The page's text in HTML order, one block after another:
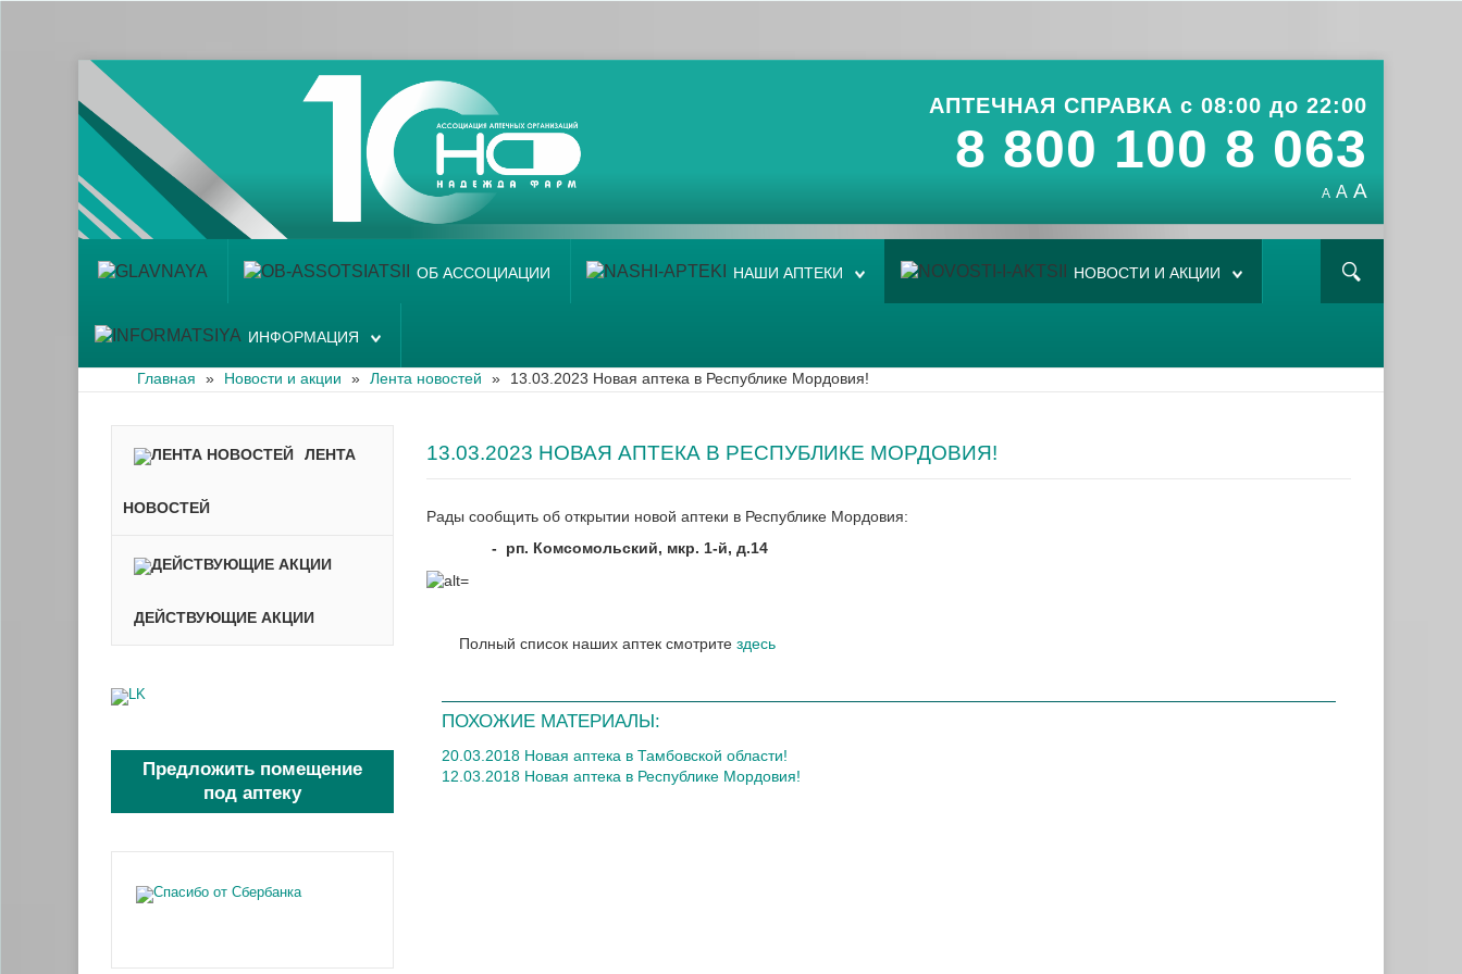
Об ассоциации
Наши аптеки
Новости и акции
Информация
АПТЕЧНАЯ СПРАВКА с 08:00 до 22:00
8 800 100 8 063
A A A
ОБ АССОЦИАЦИИ НАШИ АПТЕКИ НОВОСТИ И АКЦИИ
ИНФОРМАЦИЯ
Главная » Новости и акции » Лента новостей » 13.03.2023 Новая аптека в Республике Мордовия!
13.03.2023 НОВАЯ АПТЕКА В РЕСПУБЛИКЕ МОРДОВИЯ!
Рады сообщить об открытии новой аптеки в Республике Мордовия:
-
рп. Комсомольский, мкр. 1-й, д.14
Полный список наших аптек смотрите здесь
ПОХОЖИЕ МАТЕРИАЛЫ:
20.03.2018 Новая аптека в Тамбовской области!
12.03.2018 Новая аптека в Республике Мордовия!
ЛЕНТА
НОВОСТЕЙ
ДЕЙСТВУЮЩИЕ АКЦИИ
Предложить помещение
под аптеку